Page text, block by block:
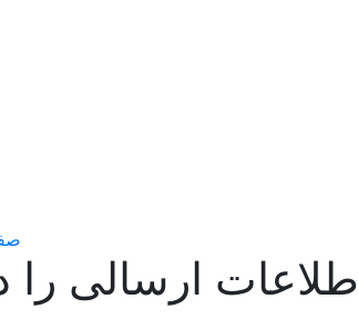
ارسالی را